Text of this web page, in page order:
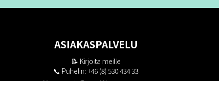
ASIAKASPALVELU
📝 Kirjoita meille
📞 Puhelin: +46 (8) 530 434 33
Maanantai - Torstai klo 10.00 - 17.00